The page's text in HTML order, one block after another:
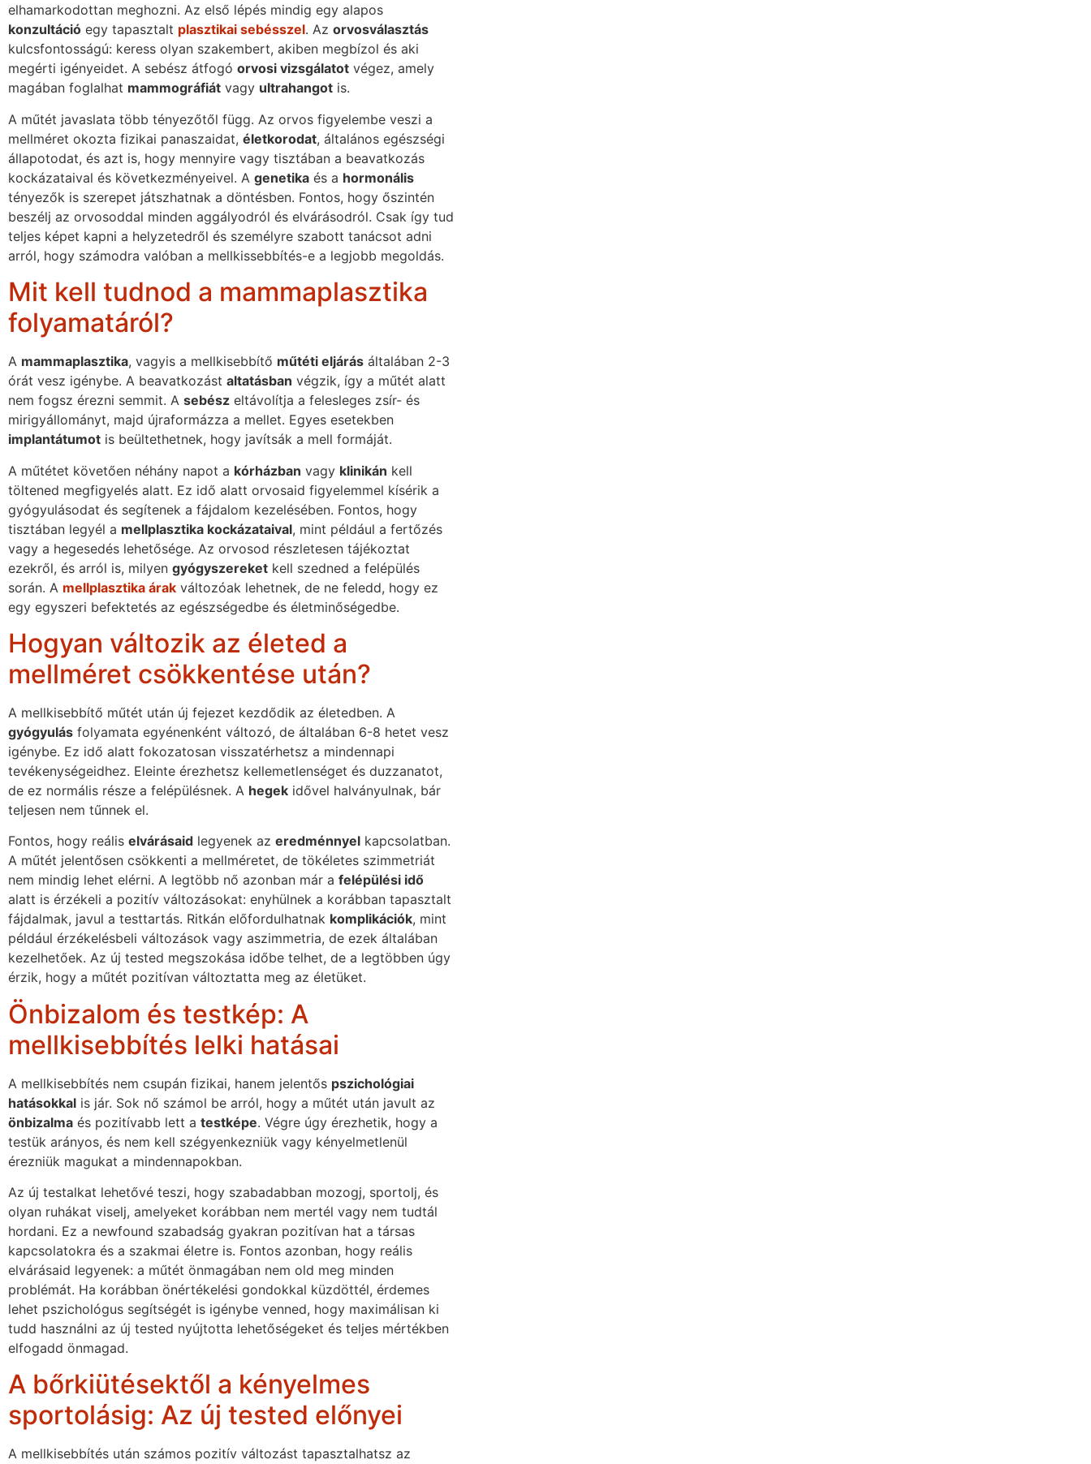
elhamarkodottan meghozni. Az első lépés mindig egy alapos
konzultáció egy tapasztalt plasztikai sebésszel. Az orvosválasztás
kulcsfontosságú: keress olyan szakembert, akiben megbízol és aki
megérti igényeidet. A sebész átfogó orvosi vizsgálatot végez, amely
magában foglalhat mammográfiát vagy ultrahangot is.
A műtét javaslata több tényezőtől függ. Az orvos figyelembe veszi a
mellméret okozta fizikai panaszaidat, életkorodat, általános egészségi
állapotodat, és azt is, hogy mennyire vagy tisztában a beavatkozás
kockázataival és következményeivel. A genetika és a hormonális
tényezők is szerepet játszhatnak a döntésben. Fontos, hogy őszintén
beszélj az orvosoddal minden aggályodról és elvárásodról. Csak így tud
teljes képet kapni a helyzetedről és személyre szabott tanácsot adni
arról, hogy számodra valóban a mellkissebbítés-e a legjobb megoldás.
Mit kell tudnod a mammaplasztika
folyamatáról?
A mammaplasztika, vagyis a mellkisebbítő műtéti eljárás általában 2-3
órát vesz igénybe. A beavatkozást altatásban végzik, így a műtét alatt
nem fogsz érezni semmit. A sebész eltávolítja a felesleges zsír- és
mirigyállományt, majd újraformázza a mellet. Egyes esetekben
implantátumot is beültethetnek, hogy javítsák a mell formáját.
A műtétet követően néhány napot a kórházban vagy klinikán kell
töltened megfigyelés alatt. Ez idő alatt orvosaid figyelemmel kísérik a
gyógyulásodat és segítenek a fájdalom kezelésében. Fontos, hogy
tisztában legyél a mellplasztika kockázataival, mint például a fertőzés
vagy a hegesedés lehetősége. Az orvosod részletesen tájékoztat
ezekről, és arról is, milyen gyógyszereket kell szedned a felépülés
során. A mellplasztika árak változóak lehetnek, de ne feledd, hogy ez
egy egyszeri befektetés az egészségedbe és életminőségedbe.
Hogyan változik az életed a
mellméret csökkentése után?
A mellkisebbítő műtét után új fejezet kezdődik az életedben. A
gyógyulás folyamata egyénenként változó, de általában 6-8 hetet vesz
igénybe. Ez idő alatt fokozatosan visszatérhetsz a mindennapi
tevékenységeidhez. Eleinte érezhetsz kellemetlenséget és duzzanatot,
de ez normális része a felépülésnek. A hegek idővel halványulnak, bár
teljesen nem tűnnek el.
Fontos, hogy reális elvárásaid legyenek az eredménnyel kapcsolatban.
A műtét jelentősen csökkenti a mellméretet, de tökéletes szimmetriát
nem mindig lehet elérni. A legtöbb nő azonban már a felépülési idő
alatt is érzékeli a pozitív változásokat: enyhülnek a korábban tapasztalt
fájdalmak, javul a testtartás. Ritkán előfordulhatnak komplikációk, mint
például érzékelésbeli változások vagy aszimmetria, de ezek általában
kezelhetőek. Az új tested megszokása időbe telhet, de a legtöbben úgy
érzik, hogy a műtét pozitívan változtatta meg az életüket.
Önbizalom és testkép: A
mellkisebbítés lelki hatásai
A mellkisebbítés nem csupán fizikai, hanem jelentős pszichológiai
hatásokkal is jár. Sok nő számol be arról, hogy a műtét után javult az
önbizalma és pozitívabb lett a testképe. Végre úgy érezhetik, hogy a
testük arányos, és nem kell szégyenkezniük vagy kényelmetlenül
érezniük magukat a mindennapokban.
Az új testalkat lehetővé teszi, hogy szabadabban mozogj, sportolj, és
olyan ruhákat viselj, amelyeket korábban nem mertél vagy nem tudtál
hordani. Ez a newfound szabadság gyakran pozitívan hat a társas
kapcsolatokra és a szakmai életre is. Fontos azonban, hogy reális
elvárásaid legyenek: a műtét önmagában nem old meg minden
problémát. Ha korábban önértékelési gondokkal küzdöttél, érdemes
lehet pszichológus segítségét is igénybe venned, hogy maximálisan ki
tudd használni az új tested nyújtotta lehetőségeket és teljes mértékben
elfogadd önmagad.
A bőrkiütésektől a kényelmes
sportolásig: Az új tested előnyei
A mellkisebbítés után számos pozitív változást tapasztalhatsz az